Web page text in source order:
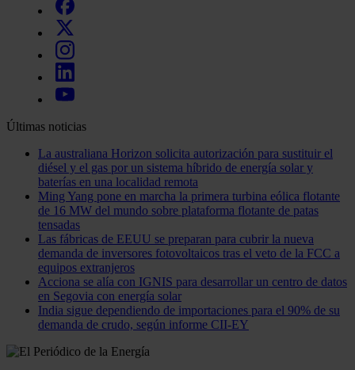
Últimas noticias
La australiana Horizon solicita autorización para sustituir el
diésel y el gas por un sistema híbrido de energía solar y
baterías en una localidad remota
Ming Yang pone en marcha la primera turbina eólica flotante
de 16 MW del mundo sobre plataforma flotante de patas
tensadas
Las fábricas de EEUU se preparan para cubrir la nueva
demanda de inversores fotovoltaicos tras el veto de la FCC a
equipos extranjeros
Acciona se alía con IGNIS para desarrollar un centro de datos
en Segovia con energía solar
India sigue dependiendo de importaciones para el 90% de su
demanda de crudo, según informe CII-EY